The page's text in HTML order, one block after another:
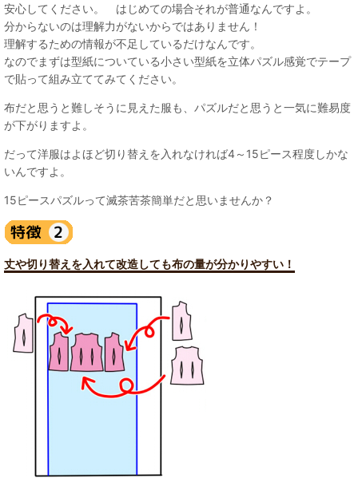
安心してください。 はじめての場合それが普通なんですよ。
分からないのは理解力がないからではありません！
理解するための情報が不足しているだけなんです。
なのでまずは型紙についている小さい型紙を立体パズル感覚でテープ
で貼って組み立ててみてください。
布だと思うと難しそうに見えた服も、パズルだと思うと一気に難易度
が下がりますよ。
だって洋服はよほど切り替えを入れなければ4～15ピース程度しかな
いんですよ。
15ピースパズルって滅茶苦茶簡単だと思いませんか？
丈や切り替えを入れて改造しても布の量が分かりやすい！